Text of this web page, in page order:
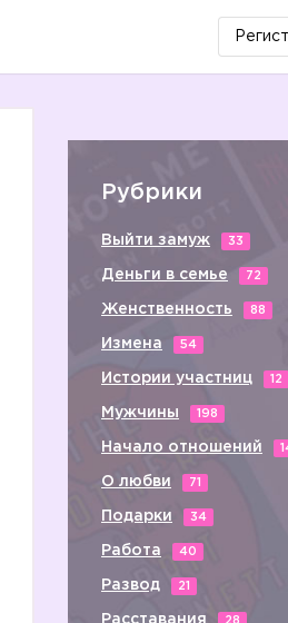
Рубрики
Выйти замуж 33
Деньги в семье 72
Женственность 88
Измена 54
Истории участниц 12
Мужчины 198
Начало отношений
О любви 71
Подарки 34
Работа 40
Развод 21
Расставания 28